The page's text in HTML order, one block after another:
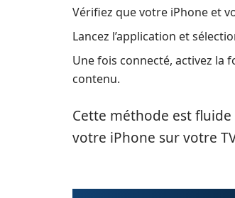
Vérifiez que votre iPhone et
Lancez l’application et
Une fois connecté, activez la
contenu.
Cette méthode est
votre iPhone sur votre